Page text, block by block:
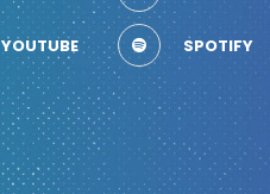
YOUTUBE SPOTIFY